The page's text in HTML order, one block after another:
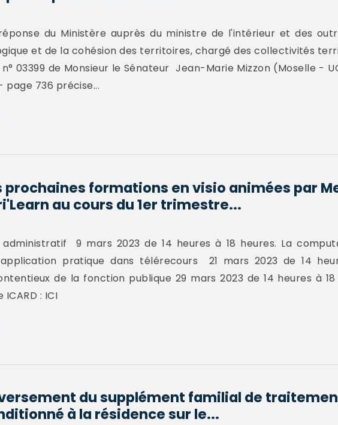
réponse du Ministère auprès du ministre de l'intérieur et des
et de la cohésion des territoires, chargé des collectivités
03399 de Monsieur le Sénateur Jean-Marie Mizzon (Moselle -
page 736 précise...
prochaines formations en visio animées par
au cours du 1er trimestre...
administratif 9 mars 2023 de 14 heures à 18 heures. La
pratique dans télérecours 21 mars 2023 de 14
de la fonction publique 29 mars 2023 de 14 heures à
: ICI
du supplément familial de
à la résidence sur le...